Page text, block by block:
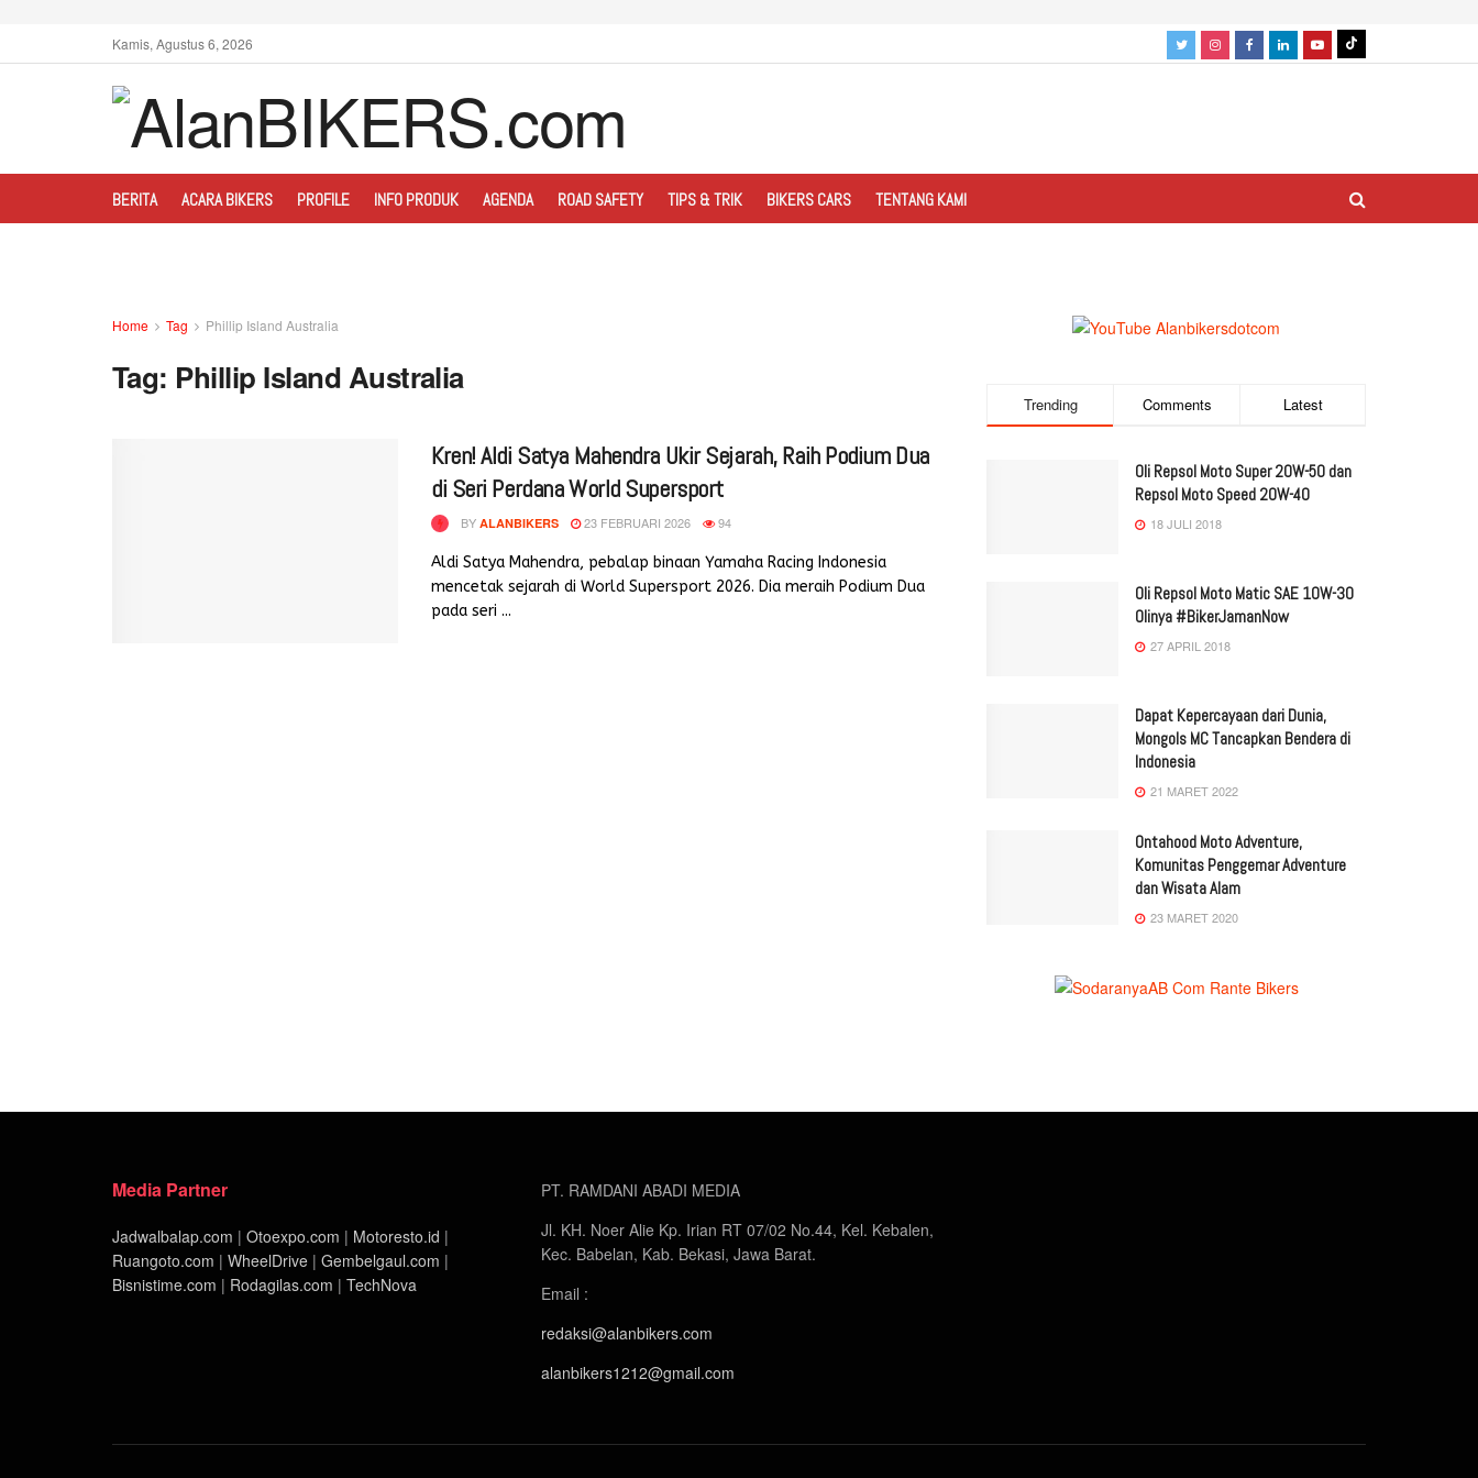
Kamis, Agustus 6, 2026
BERITA ACARA BIKERS PROFILE INFO PRODUK AGENDA ROAD SAFETY TIPS & TRIK BIKERS CARS TENTANG KAMI
Home Tag Phillip Island Australia
Tag: Phillip Island Australia
Kren! Aldi Satya Mahendra Ukir Sejarah, Raih Podium Dua
di Seri Perdana World Supersport
BY ALANBIKERS 23 FEBRUARI 2026 94
Aldi Satya Mahendra, pebalap binaan Yamaha Racing Indonesia
mencetak sejarah di World Supersport 2026. Dia meraih Podium Dua
pada seri ...
Trending Comments Latest
Oli Repsol Moto Super 20W-50 dan
Repsol Moto Speed 20W-40
18 JULI 2018
Oli Repsol Moto Matic SAE 10W-30
Olinya #BikerJamanNow
27 APRIL 2018
Dapat Kepercayaan dari Dunia,
Mongols MC Tancapkan Bendera di
Indonesia
21 MARET 2022
Ontahood Moto Adventure,
Komunitas Penggemar Adventure
dan Wisata Alam
23 MARET 2020
Media Partner
Jadwalbalap.com | Otoexpo.com | Motoresto.id |
Ruangoto.com | WheelDrive | Gembelgaul.com |
Bisnistime.com | Rodagilas.com | TechNova
PT. RAMDANI ABADI MEDIA
Jl. KH. Noer Alie Kp. Irian RT 07/02 No.44, Kel. Kebalen,
Kec. Babelan, Kab. Bekasi, Jawa Barat.
Email :
redaksi@alanbikers.com
alanbikers1212@gmail.com